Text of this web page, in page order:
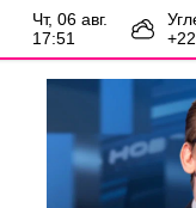
чт, 06 авг.
17:51
+22